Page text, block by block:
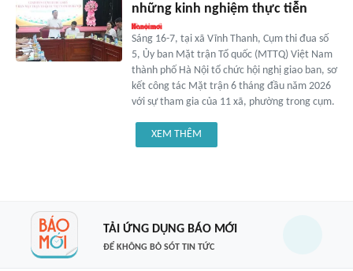
những kinh nghiệm thực tiễn
Sáng 16-7, tại xã Vĩnh Thanh, Cụm thi đua số
5, Ủy ban Mặt trận Tổ quốc (MTTQ) Việt Nam
thành phố Hà Nội tổ chức hội nghị giao ban, sơ
kết công tác Mặt trận 6 tháng đầu năm 2026
với sự tham gia của 11 xã, phường trong cụm.
XEM THÊM
TẢI ỨNG DỤNG BÁO MỚI
ĐỂ KHÔNG BỎ SÓT TIN TỨC